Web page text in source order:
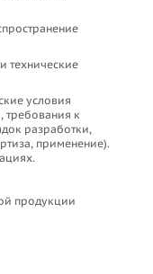
технические
условия
требования к
разработки,
применение).
продукции